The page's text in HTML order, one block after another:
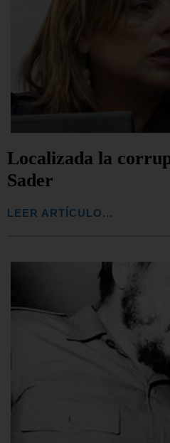
Localizada la
Sader
LEER ARTÍCULO...